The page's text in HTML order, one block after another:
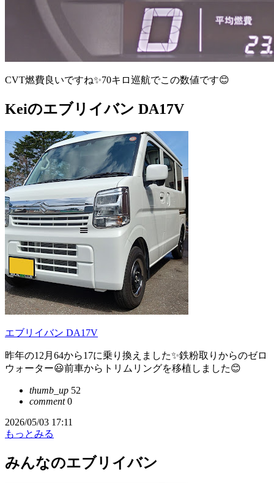
CVT燃費良いですね✨70キロ巡航でこの数値です😊
Keiのエブリイバン DA17V
エブリイバン DA17V
昨年の12月64から17に乗り換えました✨鉄粉取りからのゼロ
ウォーター😃前車からトリムリングを移植しました😊
thumb_up 52
comment0
2026/05/03 17:11
もっとみる
みんなのエブリイバン